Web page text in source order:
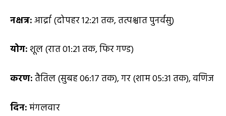
नक्षत्र:आर्द्रा (दोपहर 12:21 तक, तत्पश्चात पुनर्वसु)
योग:शूल (रात 01:21 तक, फिर गण्ड)
करण:तैतिल (सुबह 06:17 तक), गर (शाम 05:31 तक), वणिज
दिन:मंगलवार